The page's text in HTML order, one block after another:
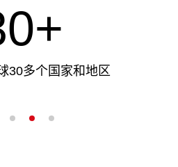
30多个国家和地区